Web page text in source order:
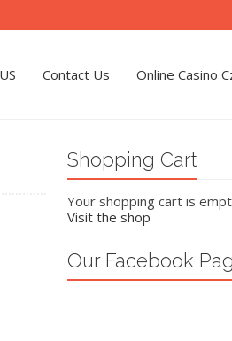
Contact Us Online Casino
Shopping Cart
Your shopping cart is
Visit the shop
Our Facebook